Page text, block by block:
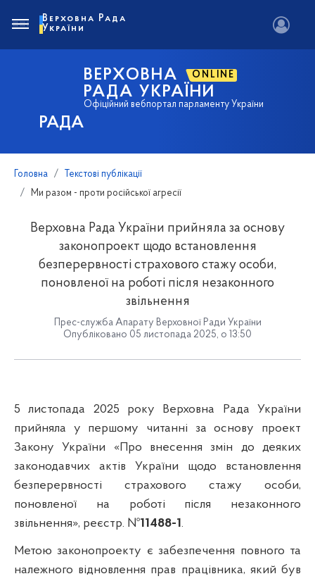
РАДА
ВЕРХОВНА ONLINE
РАДА УКРАЇНИ
Офіційний вебпортал парламенту України
Верховна Рада
України
Головна
Текстові публікації
Ми разом - проти російської агресії
Верховна Рада України прийняла за основу
законопроект щодо встановлення
безперервності страхового стажу особи,
поновленої на роботі після незаконного
звільнення
Прес-служба Апарату Верховної Ради України
Опубліковано 05 листопада 2025, о 13:50
5 листопада 2025 року Верховна Рада України
прийняла у першому читанні за основу проект
Закону України «Про внесення змін до деяких
законодавчих актів України щодо встановлення
безперервності страхового стажу особи,
поновленої на роботі після незаконного
звільнення», реєстр. №11488-1 .
Метою законопроекту є забезпечення повного та
належного відновлення прав працівника, який був